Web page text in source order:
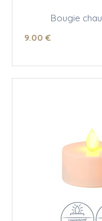
Bougie
9.00 €